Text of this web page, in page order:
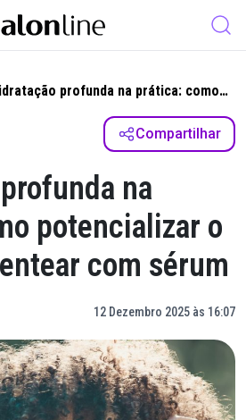
profunda na prática: como
o creme de pentear com
Compartilhar
na
potencializar o
com sérum
12 Dezembro 2025 às 16:07